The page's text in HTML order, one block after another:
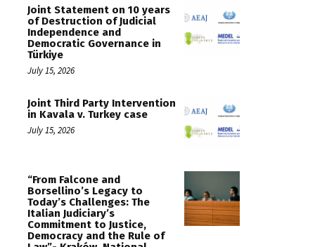
Joint Statement on 10 years
of Destruction of Judicial
Independence and
Democratic Governance in
Türkiye
July 15, 2026
Joint Third Party Intervention
in Kavala v. Turkey case
July 15, 2026
“From Falcone and
Borsellino’s Legacy to
Today’s Challenges: The
Italian Judiciary’s
Commitment to Justice,
Democracy and the Rule of